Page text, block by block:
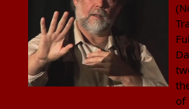
of